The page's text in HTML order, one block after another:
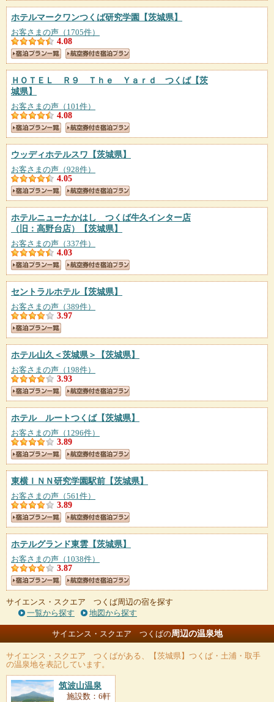
ホテルマークワンつくば研究学園 【茨城県】
お客さまの声（1705件）
4.08
ＨＯＴＥＬ Ｒ９ Ｔｈｅ Ｙａｒｄ つくば【茨
城県】
お客さまの声（101件）
4.08
ウッディホテルスワ 【茨城県】
お客さまの声（928件）
4.05
ホテルニューたかはし つくば牛久インター店
（旧：高野台店）
【茨城県】
お客さまの声（337件）
4.03
セントラルホテル【茨城県】
お客さまの声（389件）
3.97
ホテル山久＜茨城県＞ 【茨城県】
お客さまの声（198件）
3.93
ホテル ルートつくば【茨城県】
お客さまの声（1296件）
3.89
東横ＩＮＮ研究学園駅前 【茨城県】
お客さまの声（561件）
3.89
ホテルグランド東雲 【茨城県】
お客さまの声（1038件）
3.87
サイエンス・スクエア つくば周辺の宿を探す
一覧から探す
地図から探す
サイエンス・スクエア つくばの周辺の温泉地
サイエンス・スクエア つくばがある、【茨城県】つくば・土浦・取手
の温泉地を表記しています。
筑波山温泉
施設数：6軒